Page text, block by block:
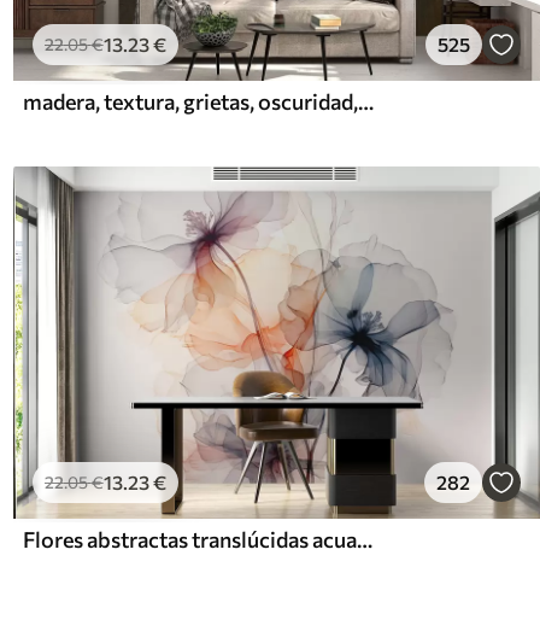
22.05€13.23€ 525
madera, textura, grietas, oscuridad, corteza, superficie
22.05€13.23€ 282
Flores abstractas translúcidas acuarela líquida